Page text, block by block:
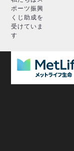
ポーツ振興
くじ助成を
受けていま
す